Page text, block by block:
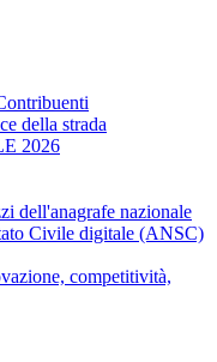
della strada
2026
dell'anagrafe nazionale
Civile digitale (ANSC)
competitività,